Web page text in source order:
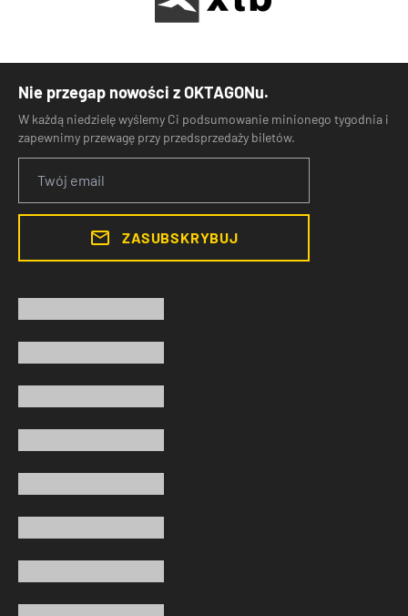
Nie przegap nowości z OKTAGONu.
W każdą niedzielę wyślemy Ci podsumowanie minionego tygodnia i
zapewnimy przewagę przy przedsprzedaży biletów.
ZASUBSKRYBUJ